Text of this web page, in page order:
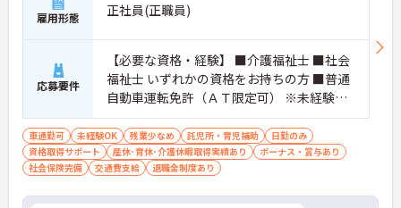
雇用形態 正社員(正職員)
応募要件
【必要な資格・経験】 ■介護福祉士 ■社会
福祉士 いずれかの資格をお持ちの方 ■普通
自動車運転免許（ＡＴ限定可） ※未経験の
方歓迎です！
車通勤可 未経験OK 残業少なめ 託児所・育児補助
日勤のみ
資格取得サポート
産休･育休･介護休暇取得実績あり
ボーナス・賞与あり
社会保険完備
交通費支給 退職金制度あり